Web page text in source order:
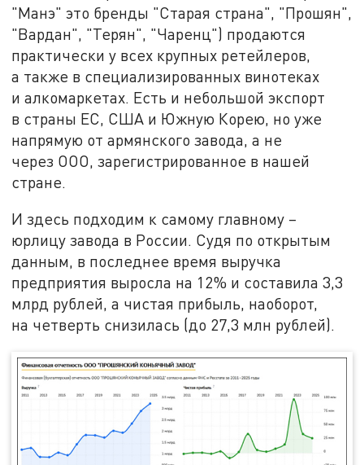
"Манэ" это бренды "Старая страна", "Прошян",
"Вардан", "Терян", "Чаренц") продаются
практически у всех крупных ретейлеров,
а также в специализированных винотеках
и алкомаркетах. Есть и небольшой экспорт
в страны ЕС, США и Южную Корею, но уже
напрямую от армянского завода, а не
через ООО, зарегистрированное в нашей
стране.
И здесь подходим к самому главному –
юрлицу завода в России. Судя по открытым
данным, в последнее время выручка
предприятия выросла на 12% и составила 3,3
млрд рублей, а чистая прибыль, наоборот,
на четверть снизилась (до 27,3 млн рублей).